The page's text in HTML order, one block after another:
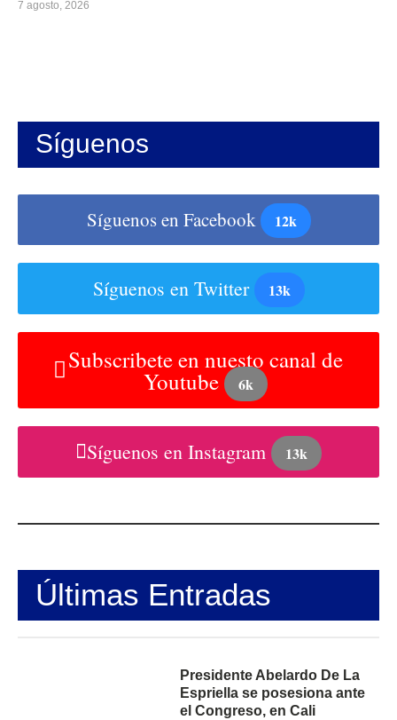
7 agosto, 2026
Síguenos
Síguenos en Facebook 12k
Síguenos en Twitter 13k
Subscribete en nuesto canal de
Youtube 6k
Síguenos en Instagram 13k
Últimas Entradas
Presidente Abelardo De La
Espriella se posesiona ante
el Congreso, en Cali